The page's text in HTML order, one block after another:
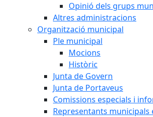
Opinió dels grups
Altres administracions
Organització municipal
Ple municipal
Mocions
Històric
Junta de Govern
Junta de Portaveus
Comissions especials i
Representants municipals